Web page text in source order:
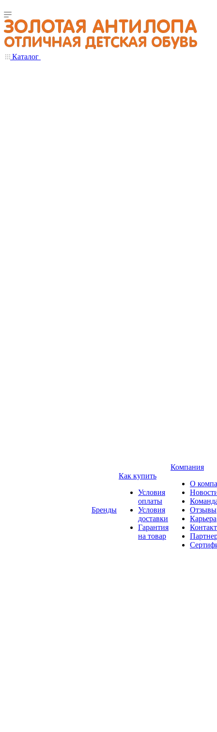
Каталог
Бренды
Как купить
Условия
оплаты
Условия
доставки
Гарантия
на товар
Компания
О
Отзывы
Карьера